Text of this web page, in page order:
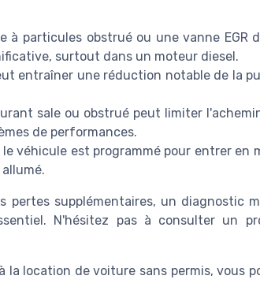
à particules obstrué ou une vanne EGR
surtout dans un moteur diesel.
entraîner une réduction notable de la
sale ou obstrué peut limiter
de performances.
le véhicule est programmé pour entrer en
pertes supplémentaires, un diagnostic
N'hésitez pas à consulter un
la location devoiture sans permis, vous